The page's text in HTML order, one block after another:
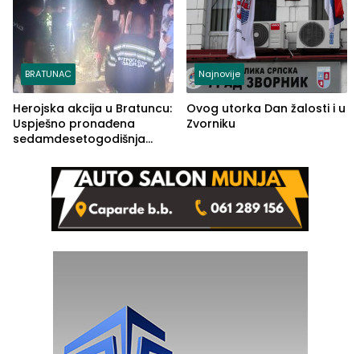
BRATUNAC
Herojska akcija u Bratuncu:
Uspješno pronađena
sedamdesetogodišnja
Kravice.
Najnovije
Ovog utorka Dan žalosti i u
Zvorniku